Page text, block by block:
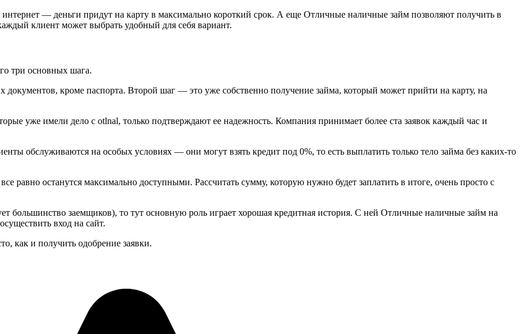
интернет — деньги придут на карту в максимально короткий срок. А еще Отличные наличные займ позволяют получить в
клиент может выбрать удобный для себя вариант.
три основных шага.
документов, кроме паспорта. Второй шаг — это уже собственно получение займа, который может прийти на карту, на
уже имели дело с otlnal, только подтверждают ее надежность. Компания принимает более ста заявок каждый час и
обслуживаются на особых условиях — они могут взять кредит под 0%, то есть выплатить только тело займа без каких-то
равно останутся максимально доступными. Рассчитать сумму, которую нужно будет заплатить в итоге, очень просто с
большинство заемщиков), то тут основную роль играет хорошая кредитная история. С ней Отличные наличные займ на
вход на сайт.
как и получить одобрение заявки.